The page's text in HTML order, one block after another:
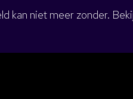
kan niet meer zonder.